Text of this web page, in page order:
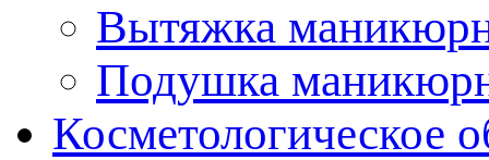
Вытяжка
Подушка
Косметологическое